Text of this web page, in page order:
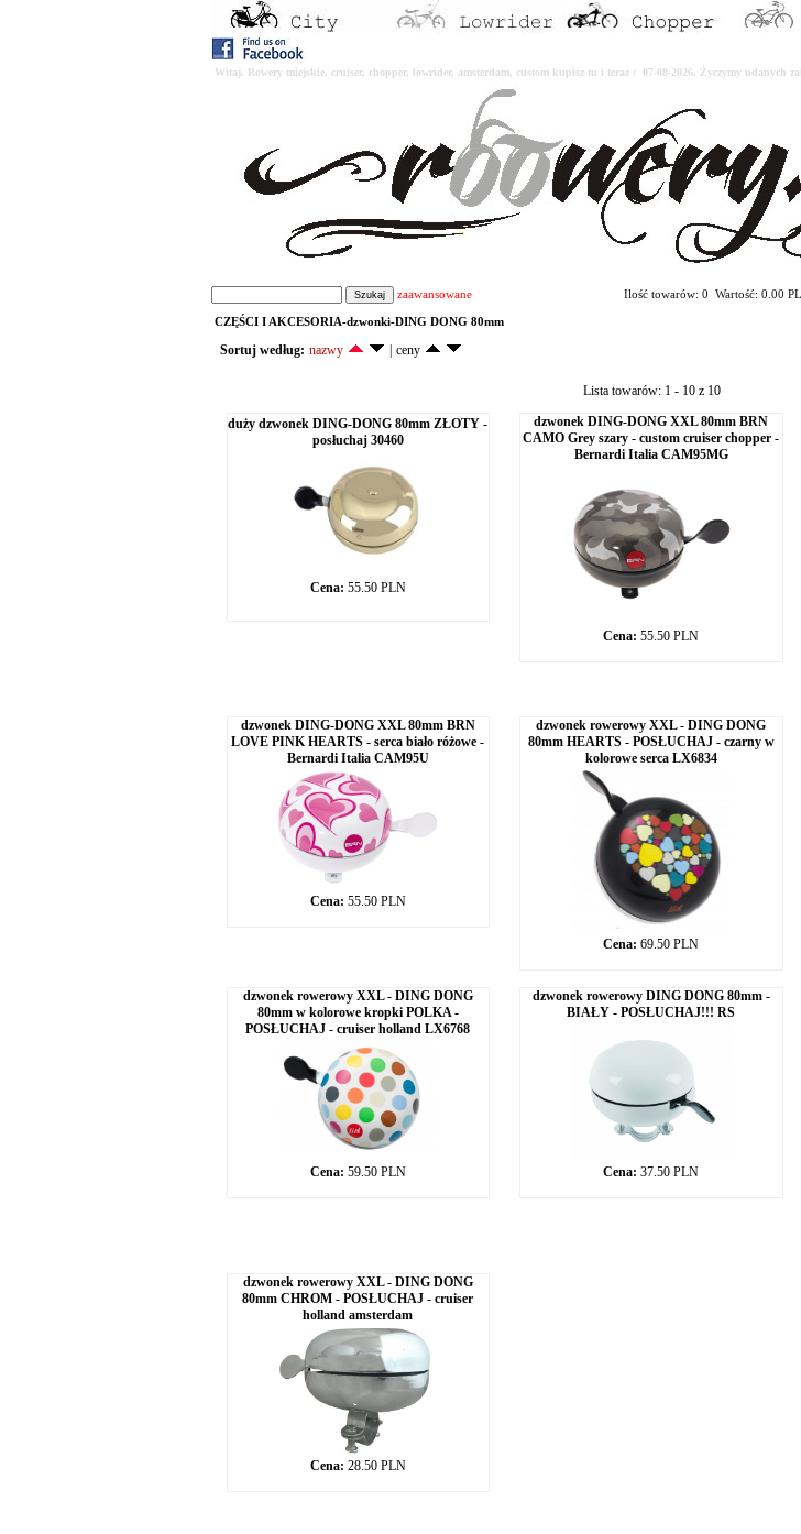
Witaj. Rowery miejskie, cruiser, chopper, lowrider, amsterdam, custom kupisz tu i teraz : 07-08-2026. Życzymy udanych
zaawansowane Ilość towarów: 0 Wartość: 0.00
CZĘŚCI I AKCESORIA-dzwonki-DING DONG 80mm
Sortuj według: nazwy ceny
Lista towarów: 1 - 10 z 10
duży dzwonek DING-DONG 80mm ZŁOTY -
posłuchaj 30460
Cena: 55.50 PLN
dzwonek DING-DONG XXL 80mm BRN
CAMO Grey szary - custom cruiser chopper -
Bernardi Italia CAM95MG
Cena: 55.50 PLN
dzwonek DING-DONG XXL 80mm BRN
LOVE PINK HEARTS - serca biało różowe -
Bernardi Italia CAM95U
Cena: 55.50 PLN
dzwonek rowerowy XXL - DING DONG
80mm HEARTS - POSŁUCHAJ - czarny w
kolorowe serca LX6834
Cena: 69.50 PLN
dzwonek rowerowy XXL - DING DONG
80mm w kolorowe kropki POLKA -
POSŁUCHAJ - cruiser holland LX6768
Cena: 59.50 PLN
dzwonek rowerowy DING DONG 80mm -
BIAŁY - POSŁUCHAJ!!! RS
Cena: 37.50 PLN
dzwonek rowerowy XXL - DING DONG
80mm CHROM - POSŁUCHAJ - cruiser
holland amsterdam
Cena: 28.50 PLN